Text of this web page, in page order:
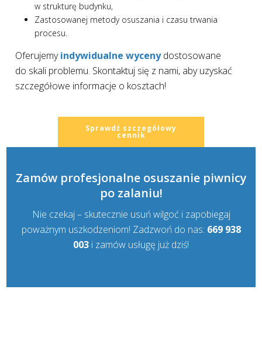
w strukturę budynku,
Zastosowanej metody osuszania i czasu trwania
procesu.
Oferujemyindywidualne wycenydostosowane
do skali problemu. Skontaktuj się z nami, aby uzyskać
szczegółowe informacje o kosztach!
Sprawdź szczegółowy
cennik
Zamów profesjonalne osuszanie piwnicy
po zalaniu!
Nie czekaj – skutecznie usuń wilgoć i zapobiegaj
poważnym uszkodzeniom! Zadzwoń do nas: 669 938
003 i zamów usługę już dziś!